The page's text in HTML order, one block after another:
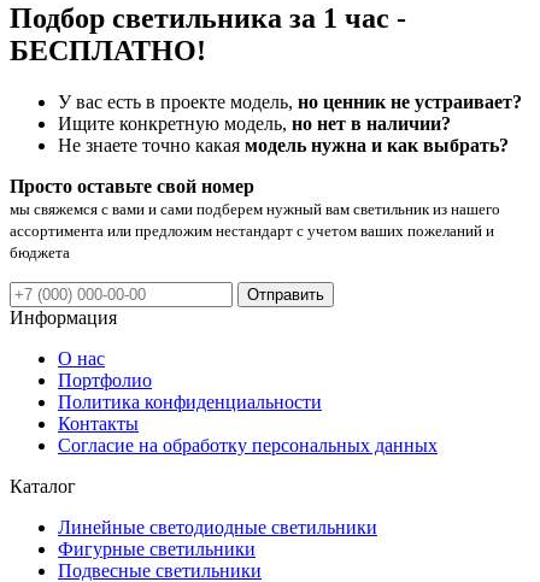
Подбор светильника за 1 час -
БЕСПЛАТНО!
У вас есть в проекте модель, но ценник не устраивает?
Ищите конкретную модель, но нет в наличии?
Не знаете точно какая модель нужна и как выбрать?
Просто оставьте свой номер
мы свяжемся с вами и сами подберем нужный вам светильник из нашего
ассортимента или предложим нестандарт с учетом ваших пожеланий и
бюджета
Отправить
Информация
О нас
Портфолио
Политика конфиденциальности
Контакты
Согласие на обработку персональных данных
Каталог
Линейные светодиодные светильники
Фигурные светильники
Подвесные светильники